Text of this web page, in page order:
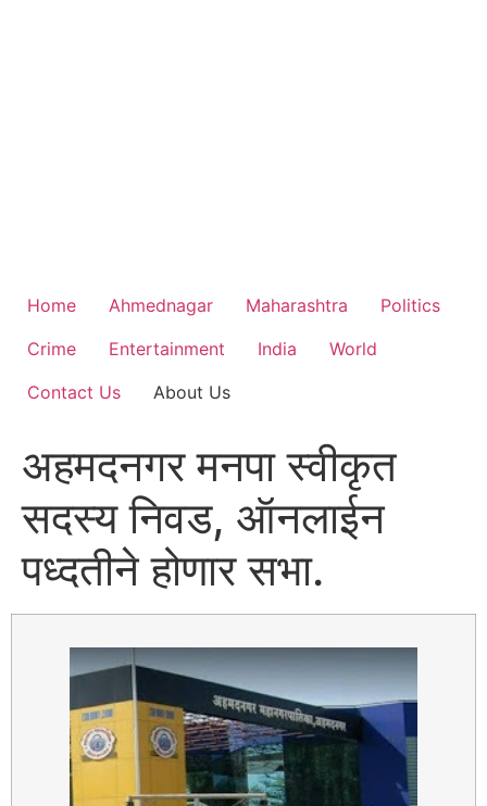
Home Ahmednagar Maharashtra
Politics
Crime
Entertainment India
World
Contact Us
About Us
अहमदनगर मनपा स्वीकृत
सदस्य निवड, ऑनलाईन
पध्दतीने होणार सभा.